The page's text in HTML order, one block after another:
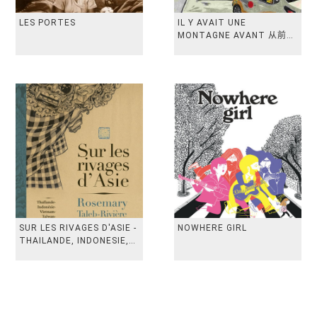
LES PORTES
IL Y AVAIT UNE
MONTAGNE AVANT 从前有
SUR LES RIVAGES D'ASIE -
THAILANDE, INDONESIE,
NOWHERE GIRL